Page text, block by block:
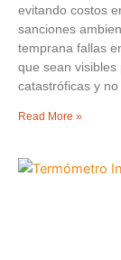
evitando costos
sanciones
temprana fallas
que sean
catastróficas y
Read More »